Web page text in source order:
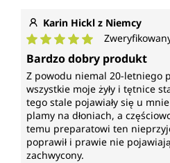
komórek przed stresem
zmniejszenia uczucia
Witamina B7
(biotyna) przyczynia się do
metabolizmu
funkcjonowania układu
prawidłowego metabolizmu
prawidłowego
Karin Hickl z Niemcy
Średnia ocena 5 z 5
Bardzo dobry produkt
Z powodu niemal 20-letniego
wszystkie moje żyły i tętnice
tego stale pojawiały się u
plamy na dłoniach, a
temu preparatowi ten
poprawił i prawie nie
zachwycony.